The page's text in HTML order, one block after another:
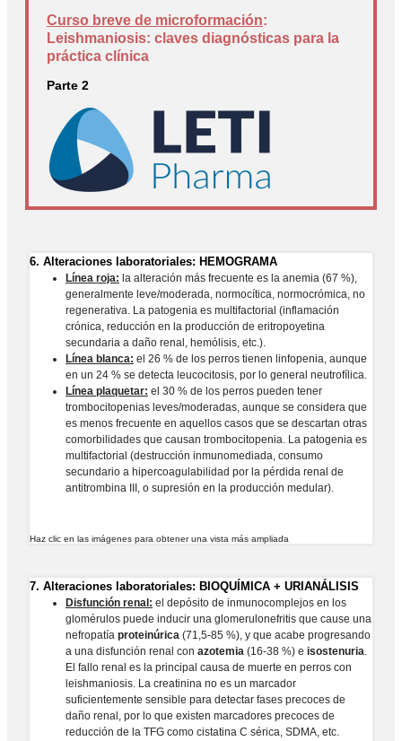
Curso breve de microformación:
Leishmaniosis: claves diagnósticas para la
práctica clínica
Parte 2
6. Alteraciones laboratoriales: HEMOGRAMA
Línea roja: la alteración más frecuente es la anemia (67 %),
generalmente leve/moderada, normocítica, normocrómica, no
regenerativa. La patogenia es multifactorial (inflamación
crónica, reducción en la producción de eritropoyetina
secundaria a daño renal, hemólisis, etc.).
Línea blanca: el 26 % de los perros tienen linfopenia, aunque
en un 24 % se detecta leucocitosis, por lo general neutrofílica.
Línea plaquetar: el 30 % de los perros pueden tener
trombocitopenias leves/moderadas, aunque se considera que
es menos frecuente en aquellos casos que se descartan otras
comorbilidades que causan trombocitopenia. La patogenia es
multifactorial (destrucción inmunomediada, consumo
secundario a hipercoagulabilidad por la pérdida renal de
antitrombina III, o supresión en la producción medular).
Haz clic en las imágenes para obtener una vista más ampliada
7. Alteraciones laboratoriales: BIOQUÍMICA + URIANÁLISIS
Disfunción renal: el depósito de inmunocomplejos en los
glomérulos puede inducir una glomerulonefritis que cause una
nefropatía proteinúrica (71,5-85 %), y que acabe progresando
a una disfunción renal con azotemia (16-38 %) e isostenuria.
El fallo renal es la principal causa de muerte en perros con
leishmaniosis. La creatinina no es un marcador
suficientemente sensible para detectar fases precoces de
daño renal, por lo que existen marcadores precoces de
reducción de la TFG como cistatina C sérica, SDMA, etc.